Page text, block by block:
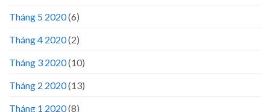
Tháng 5 2020(6)
Tháng 4 2020(2)
Tháng 3 2020(10)
Tháng 2 2020(13)
Tháng 1 2020(8)